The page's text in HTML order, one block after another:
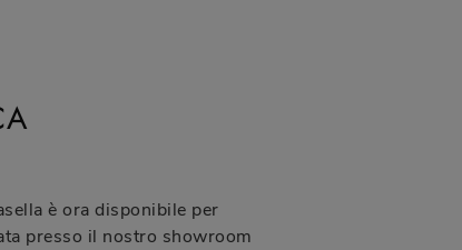
è ora disponibile per
presso il nostro showroom